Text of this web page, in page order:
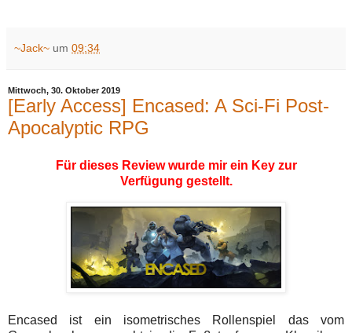
~Jack~ um 09:34
Mittwoch, 30. Oktober 2019
[Early Access] Encased: A Sci-Fi Post-
Apocalyptic RPG
Für dieses Review wurde mir ein Key zur
Verfügung gestellt.
Encased ist ein isometrisches Rollenspiel das vom